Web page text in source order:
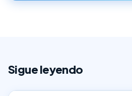
Sigue leyendo